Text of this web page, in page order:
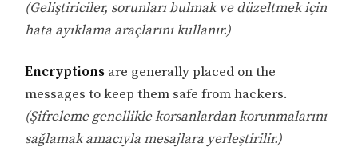
(Geliştiriciler, sorunları bulmak ve düzeltmek için
hata ayıklama araçlarını kullanır.)
Encryptions are generally placed on the
messages to keep them safe from hackers.
(Şifreleme genellikle korsanlardan korunmalarını
sağlamak amacıyla mesajlara yerleştirilir.)